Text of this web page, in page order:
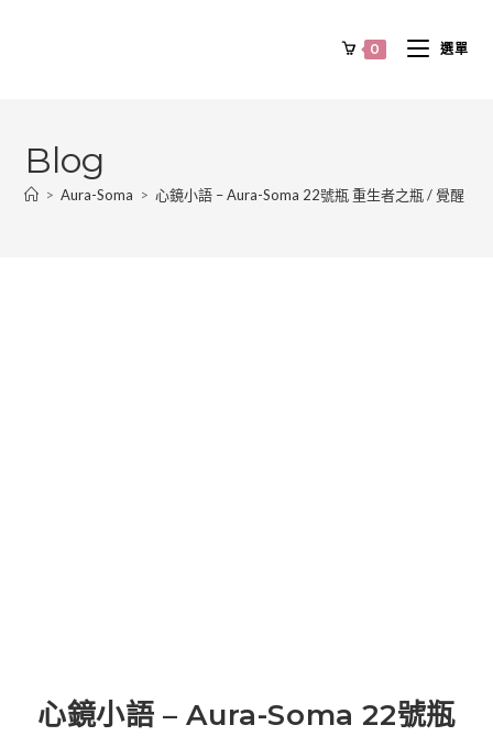
0 選單
Blog
> Aura-Soma > 心鏡小語 – Aura-Soma 22號瓶 重生者之瓶 / 覺醒
心鏡小語 – Aura-Soma 22號瓶